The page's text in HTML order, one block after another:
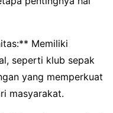
Memiliki
seperti klub sepak
yang memperkuat
masyarakat.